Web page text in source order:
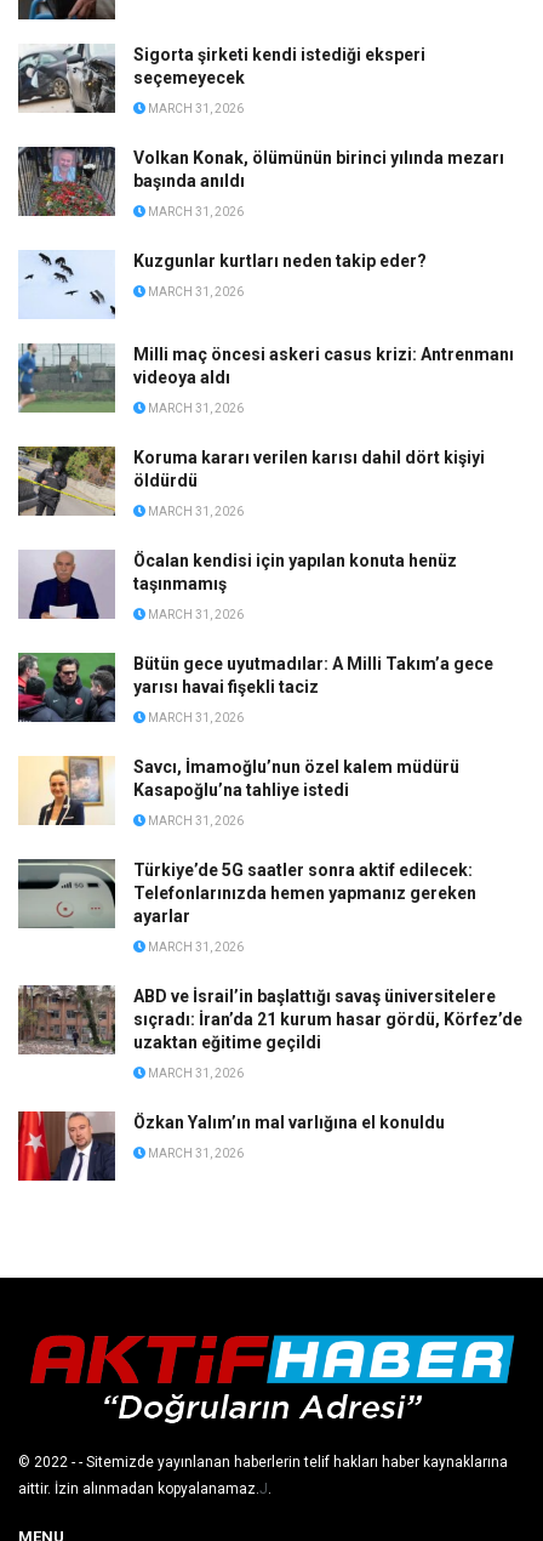
Sigorta şirketi kendi istediği eksperi
seçemeyecek
MARCH 31, 2026
Volkan Konak, ölümünün birinci yılında mezarı
başında anıldı
MARCH 31, 2026
Kuzgunlar kurtları neden takip eder?
MARCH 31, 2026
Milli maç öncesi askeri casus krizi: Antrenmanı
videoya aldı
MARCH 31, 2026
Koruma kararı verilen karısı dahil dört kişiyi
öldürdü
MARCH 31, 2026
Öcalan kendisi için yapılan konuta henüz
taşınmamış
MARCH 31, 2026
Bütün gece uyutmadılar: A Milli Takım’a gece
yarısı havai fişekli taciz
MARCH 31, 2026
Savcı, İmamoğlu’nun özel kalem müdürü
Kasapoğlu’na tahliye istedi
MARCH 31, 2026
Türkiye’de 5G saatler sonra aktif edilecek:
Telefonlarınızda hemen yapmanız gereken
ayarlar
MARCH 31, 2026
ABD ve İsrail’in başlattığı savaş üniversitelere
sıçradı: İran’da 21 kurum hasar gördü, Körfez’de
uzaktan eğitime geçildi
MARCH 31, 2026
Özkan Yalım’ın mal varlığına el konuldu
MARCH 31, 2026
© 2022 - - Sitemizde yayınlanan haberlerin telif hakları haber kaynaklarına
aittir. İzin alınmadan kopyalanamaz.J.
MENU